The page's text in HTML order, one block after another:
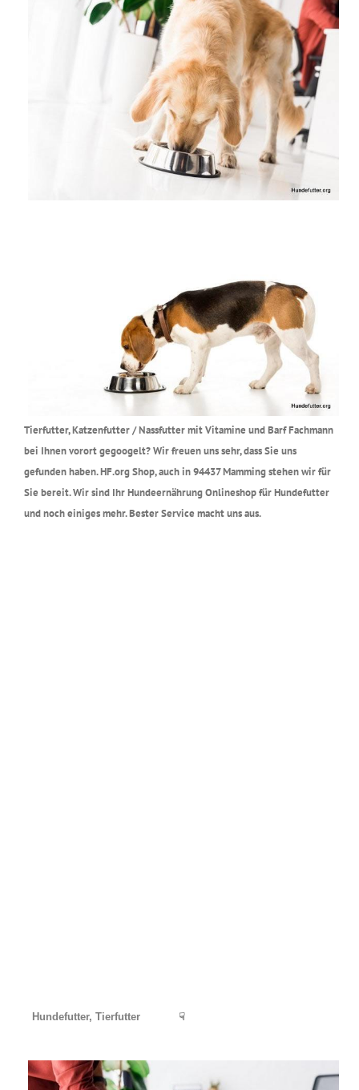
Tierfutter, Katzenfutter / Nassfutter mit Vitamine und Barf Fachmann
bei Ihnen vorort gegoogelt? Wir freuen uns sehr, dass Sie uns
gefunden haben. HF.org Shop, auch in 94437 Mamming stehen wir für
Sie bereit. Wir sind Ihr Hundeernährung Onlineshop für Hundefutter
und noch einiges mehr. Bester Service macht uns aus.
Hundefutter, Tierfutter ☟